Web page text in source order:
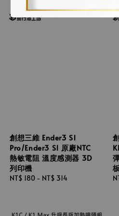
創想三維 Ender3 S1
Pro/Ender3 S1 原廠NTC
熱敏電阻 溫度感測器 3D
列印機
Regular
NT$ 180 - NT$ 314
板